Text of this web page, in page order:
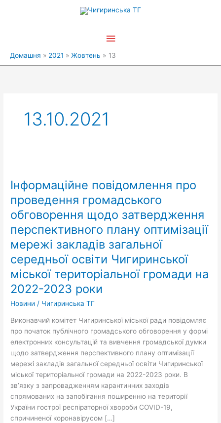
Головне
Домашня 2021 Жовтень 13
13.10.2021
Інформаційне повідомлення про
проведення громадського
обговорення щодо затвердження
перспективного плану оптимізації
мережі закладів загальної
середньої освіти Чигиринської
міської територіальної громади на
2022-2023 роки
Новини / Чигиринська ТГ
Виконавчий комітет Чигиринської міської ради повідомляє
про початок публічного громадського обговорення у формі
електронних консультацій та вивчення громадської думки
щодо затвердження перспективного плану оптимізації
мережі закладів загальної середньої освіти Чигиринської
міської територіальної громади на 2022-2023 роки. В
зв’язку з запровадженням карантинних заходів
спрямованих на запобігання поширенню на території
України гострої респіраторної хвороби COVID-19,
спричиненої коронавірусом […]
про
проведення
громадського
обговорення
щодо
затвердження
перспективного
плану
оптимізації
мережі
закладів
загальної
освіти
Чигиринської
міської
територіальної
громади
на
2022-
2023
роки